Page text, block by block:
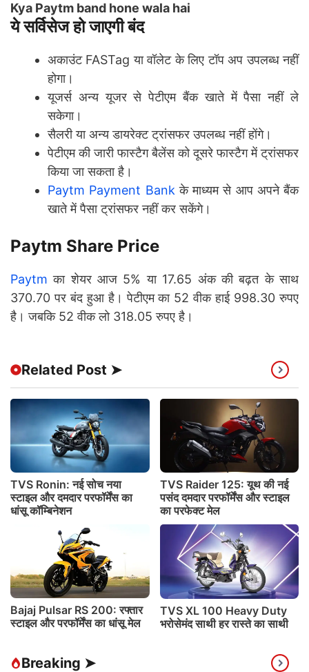
Kya Paytm band hone wala hai
ये सर्विसेज हो जाएगी बंद
अकाउंट FASTag या वॉलेट के लिए टॉप अप उपलब्ध नहीं
होगा।
यूजर्स अन्य यूजर से पेटीएम बैंक खाते में पैसा नहीं ले
सकेगा।
सैलरी या अन्य डायरेक्ट ट्रांसफर उपलब्ध नहीं होंगे।
पेटीएम की जारी फास्टैग बैलेंस को दूसरे फास्टैग में ट्रांसफर
किया जा सकता है।
Paytm Payment Bankके माध्यम से आप अपने बैंक
खाते में पैसा ट्रांसफर नहीं कर सकेंगे।
Paytm Share Price
Paytmका शेयर आज 5% या 17.65 अंक की बढ़त के साथ
370.70 पर बंद हुआ है। पेटीएम का 52 वीक हाई 998.30 रुपए
है। जबकि 52 वीक लो 318.05 रुपए है।
Related Post ➤
TVS Ronin: नई सोच नया
स्टाइल और दमदार परफॉर्मेंस का
धांसू कॉम्बिनेशन
TVS Raider 125: यूथ की नई
पसंद दमदार परफॉर्मेंस और स्टाइल
का परफेक्ट मेल
Bajaj Pulsar RS 200: रफ्तार
स्टाइल और परफॉर्मेंस का धांसू मेल
TVS XL 100 Heavy Duty
भरोसेमंद साथी हर रास्ते का साथी
Breaking ➤